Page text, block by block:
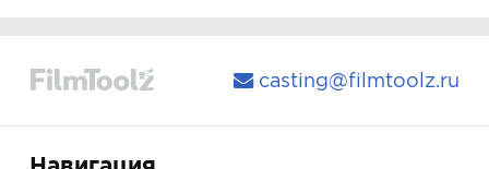
casting@filmtoolz.ru